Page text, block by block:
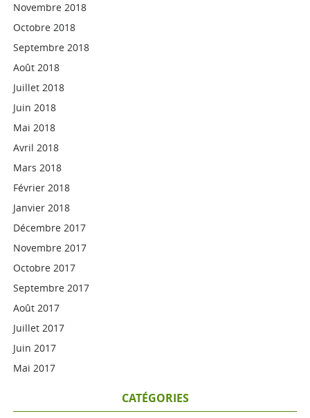
Novembre 2018
Octobre 2018
Septembre 2018
Août 2018
Juillet 2018
Juin 2018
Mai 2018
Avril 2018
Mars 2018
Février 2018
Janvier 2018
Décembre 2017
Novembre 2017
Octobre 2017
Septembre 2017
Août 2017
Juillet 2017
Juin 2017
Mai 2017
CATÉGORIES